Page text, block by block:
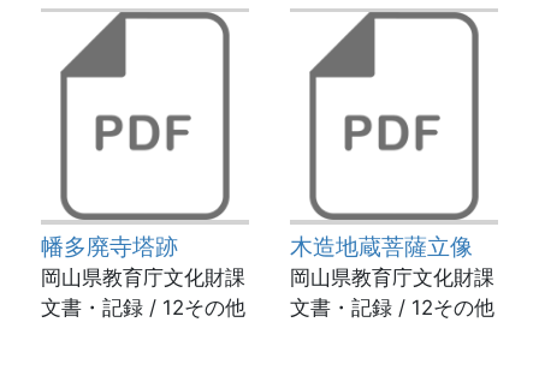
幡多廃寺塔跡
岡山県教育庁文化財課
文書・記録 / 12その他
木造地蔵菩薩立像
岡山県教育庁文化財課
文書・記録 / 12その他